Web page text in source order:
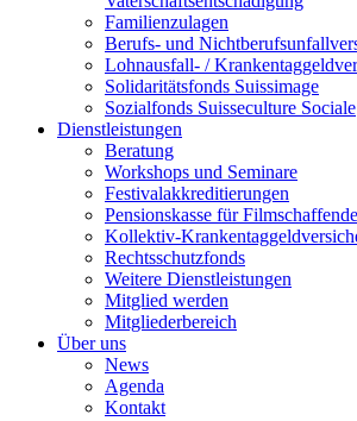
Familienzulagen
Berufs- und
Lohnausfall- /
Solidaritätsfonds Suissimage
Sozialfonds Suisseculture Sociale
Dienstleistungen
Beratung
Workshops und Seminare
Festivalakkreditierungen
Pensionskasse für
Kollektiv-
Rechtsschutzfonds
Weitere Dienstleistungen
Mitglied werden
Mitgliederbereich
Über uns
News
Agenda
Kontakt